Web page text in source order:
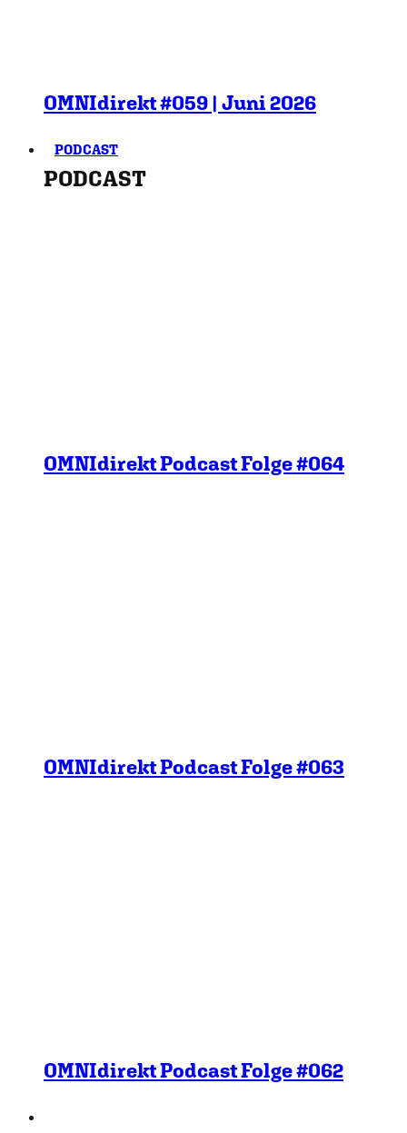
OMNIdirekt #059 | Juni 2026
PODCAST
PODCAST
OMNIdirekt Podcast Folge #064
OMNIdirekt Podcast Folge #063
OMNIdirekt Podcast Folge #062